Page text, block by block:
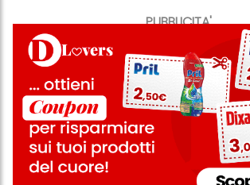
PUBBLICITA'